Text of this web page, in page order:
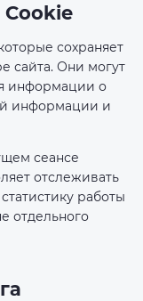
сохраняет
сайта. Они могут
информации о
информации и
сеансе
отслеживать
работы
отдельного